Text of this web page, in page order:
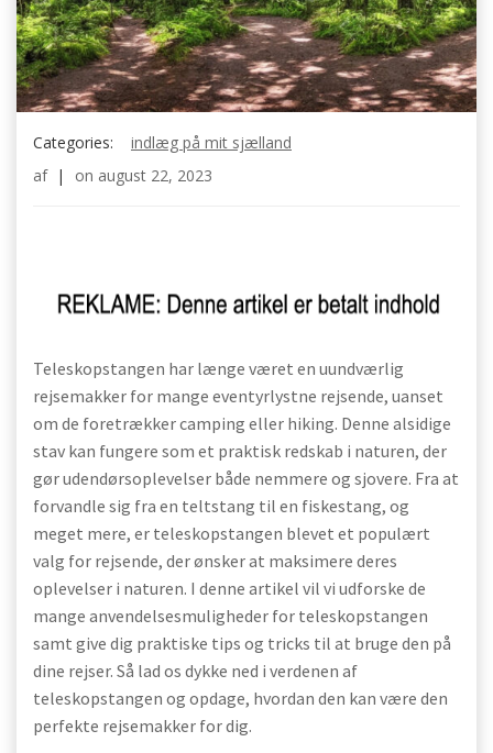
Categories:
indlæg på mit sjælland
af | on august 22, 2023
Teleskopstangen har længe været en uundværlig
rejsemakker for mange eventyrlystne rejsende, uanset
om de foretrækker camping eller hiking. Denne alsidige
stav kan fungere som et praktisk redskab i naturen, der
gør udendørsoplevelser både nemmere og sjovere. Fra at
forvandle sig fra en teltstang til en fiskestang, og
meget mere, er teleskopstangen blevet et populært
valg for rejsende, der ønsker at maksimere deres
oplevelser i naturen. I denne artikel vil vi udforske de
mange anvendelsesmuligheder for teleskopstangen
samt give dig praktiske tips og tricks til at bruge den på
dine rejser. Så lad os dykke ned i verdenen af
teleskopstangen og opdage, hvordan den kan være den
perfekte rejsemakker for dig.